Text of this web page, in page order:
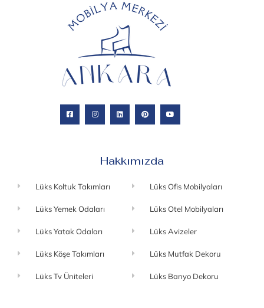
Hakkımızda
Lüks Koltuk Takımları
Lüks Yemek Odaları
Lüks Yatak Odaları
Lüks Köşe Takımları
Lüks Tv Üniteleri
Lüks Ofis Mobilyaları
Lüks Otel Mobilyaları
Lüks Avizeler
Lüks Mutfak Dekoru
Lüks Banyo Dekoru